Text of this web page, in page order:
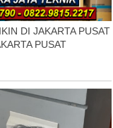
DI JAKARTA PUSAT
PUSAT